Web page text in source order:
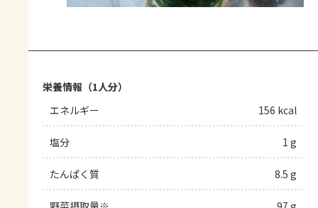
栄養情報（1人分）
エネルギー
156 kcal
塩分 1 g
たんぱく質 8.5 g